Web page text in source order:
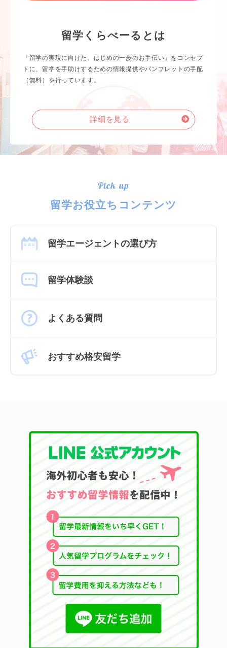
留学くらべーるとは
「留学の実現に向けた、はじめの一歩のお手伝い」をコンセプ
トに、留学を手助けするための情報提供やパンフレットの手配
（無料）を行っています。
詳細を見る
Pick up
留学お役立ちコンテンツ
留学エージェントの選び方
留学体験談
よくある質問
おすすめ格安留学